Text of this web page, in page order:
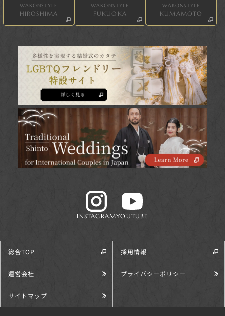
WAKONSTYLE
HIROSHIMA
WAKONSTYLE
FUKUOKA
WAKONSTYLE
KUMAMOTO
INSTAGRAMYOUTUBE
総合TOP 採用情報
運営会社 プライバシーポリシー
サイトマップ